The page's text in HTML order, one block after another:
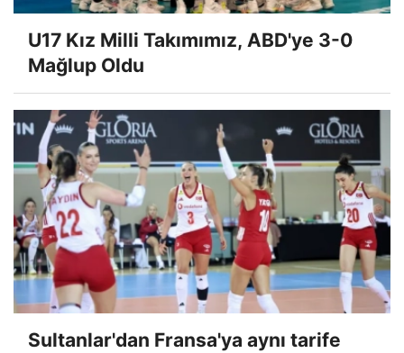
U17 Kız Milli Takımımız, ABD'ye 3-0
Mağlup Oldu
Sultanlar'dan Fransa'ya aynı tarife